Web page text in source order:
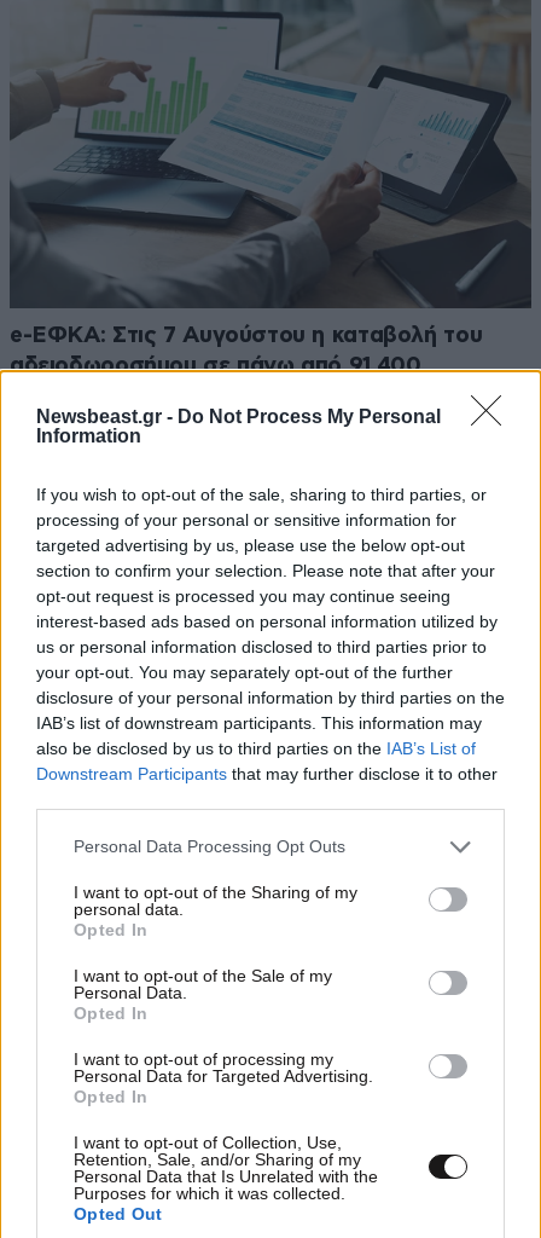
Newsbeast.gr - Do Not Process My Personal
Information
If you wish to opt-out of the sale, sharing to third parties, or
processing of your personal or sensitive information for
targeted advertising by us, please use the below opt-out
section to confirm your selection. Please note that after your
opt-out request is processed you may continue seeing
interest-based ads based on personal information utilized by
us or personal information disclosed to third parties prior to
your opt-out. You may separately opt-out of the further
disclosure of your personal information by third parties on the
IAB’s list of downstream participants. This information may
also be disclosed by us to third parties on the IAB’s List of
Downstream Participants that may further disclose it to other
Please note that this website/app uses one or more Google
not limited to your visit or usage behaviour. You may click to
grant or deny consent to Google and its third-party tags to
use your data for below specified purposes in below Google
consent section.
Personal Data Processing Opt Outs
I want to opt-out of the Sharing of my
personal data.
Opted In
I want to opt-out of the Sale of my
Personal Data.
Opted In
I want to opt-out of processing my
Personal Data for Targeted Advertising.
Opted In
I want to opt-out of Collection, Use,
Retention, Sale, and/or Sharing of my
Personal Data that Is Unrelated with the
Purposes for which it was collected.
Opted Out
e-ΕΦΚΑ: Στις 7 Αυγούστου η καταβολή του
αδειοδωροσήμου σε πάνω από 91.400
Ακολουθήστε τοNEWSBEASTστοGoogle News
και μάθετε πρώτοι όλες τις ειδήσεις
ΣΧΌΛΙΑ ΑΝΑΓΝΩΣΤΏΝ
ΠΡΟΣΘΕΣΤΕ ΤΟ ΣΧΟΛΙΟ ΣΑΣ